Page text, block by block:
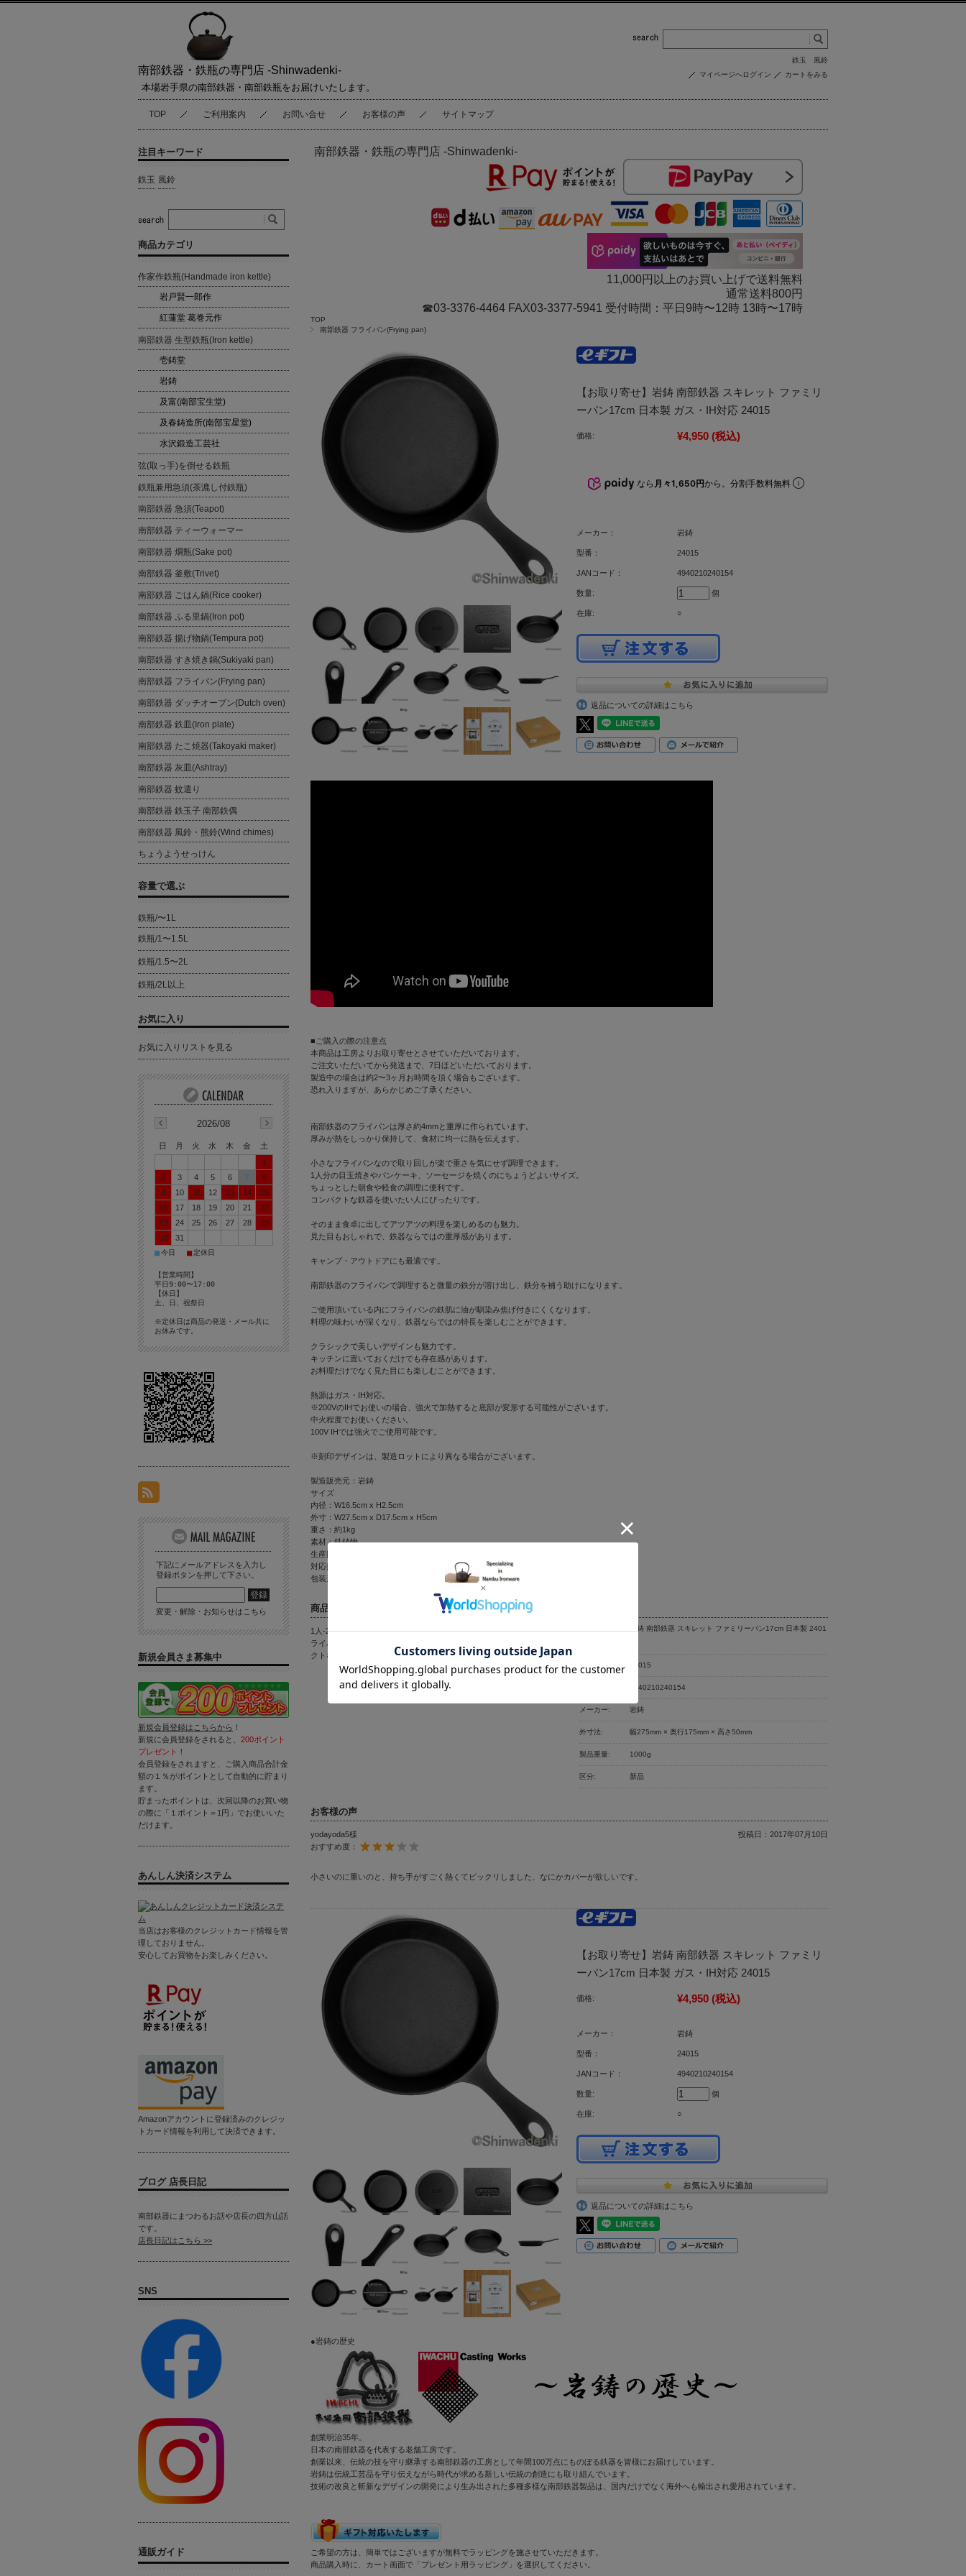
南部鉄器・鉄瓶の専門店 -Shinwadenki-
本場岩手県の南部鉄器・南部鉄瓶をお届けいたします。
鉄玉
風鈴
マイページへログイン
カートをみる
TOP ご利用案内 お問い合せ お客様の声 サイトマップ
南部鉄器・鉄瓶の専門店 -Shinwadenki-
11,000円以上のお買い上げで送料無料
通常送料800円
☎03-3376-4464 FAX03-3377-5941 受付時間：平日9時〜12時 13時〜17時
TOP
南部鉄器 フライパン(Frying pan)
【お取り寄せ】岩鋳 南部鉄器 スキレット ファミリ
ーパン17cm 日本製 ガス・IH対応 24015
価格: ¥4,950 (税込)
なら 月々1,650円から。分割手数料無料
メーカー： 岩鋳
型番： 24015
JANコード： 4940210240154
数量: 個
在庫: ○
返品についての詳細はこちら
■ご購入の際の注意点
本商品は工房よりお取り寄せとさせていただいております。
ご注文いただいてから発送まで、7日ほどいただいております。
製造中の場合は約2〜3ヶ月お時間を頂く場合もございます。
恐れ入りますが、あらかじめご了承ください。
南部鉄器のフライパンは厚さ約4mmと重厚に作られています。
厚みが熱をしっかり保持して、食材に均一に熱を伝えます。
小さなフライパンなので取り回しが楽で重さを気にせず調理できます。
1人分の目玉焼きやパンケーキ、ソーセージを焼くのにちょうどよいサイズ。
ちょっとした朝食や軽食の調理に便利です。
コンパクトな鉄器を使いたい人にぴったりです。
そのまま食卓に出してアツアツの料理を楽しめるのも魅力。
見た目もおしゃれで、鉄器ならではの重厚感があります。
キャンプ・アウトドアにも最適です。
南部鉄器のフライパンで調理すると微量の鉄分が溶け出し、鉄分を補う助けになります。
ご使用頂いている内にフライパンの鉄肌に油が馴染み焦げ付きにくくなります。
料理の味わいが深くなり、鉄器ならではの特長を楽しむことができます。
クラシックで美しいデザインも魅力です。
キッチンに置いておくだけでも存在感があります。
お料理だけでなく見た目にも楽しむことができます。
熱源はガス・IH対応。
※200VのIHでお使いの場合、強火で加熱すると底部が変形する可能性がございます。
中火程度でお使いください。
100V IHでは強火でご使用可能です。
※刻印デザインは、製造ロットにより異なる場合がございます。
製造販売元：岩鋳
サイズ
内径：W16.5cm x H2.5cm
外寸：W27.5cm x D17.5cm x H5cm
重さ：約1kg
素材：鉄鋳物
生産国：日本（岩手県）
対応熱源：直火、IH電磁調理器（100V・200V）
包装形態・付属品：専用箱、取扱説明書
商品説明
1人-2人分の目玉焼きやお料理にちょうどよいサイズの南部鉄器のフ
ライパンです。 ちょっとした朝食や軽食の調理に便利です。 コンパ
クトな鉄器を使いたい人にぴったりです。
岩鋳 南部鉄器 スキレット ファミリーパン17cm 日本製 2401
24015
4940210240154
メーカー: 岩鋳
外寸法: 幅275mm × 奥行175mm × 高さ50mm
製品重量: 1000g
区分: 新品
お客様の声
yodayoda5様 投稿日： 2017年07月10日
おすすめ度：
小さいのに重いのと、持ち手がすごく熱くてビックリしました、なにかカバーが欲しいです。
【お取り寄せ】岩鋳 南部鉄器 スキレット ファミリ
ーパン17cm 日本製 ガス・IH対応 24015
価格: ¥4,950 (税込)
メーカー： 岩鋳
型番： 24015
JANコード： 4940210240154
数量: 個
在庫: ○
返品についての詳細はこちら
●岩鋳の歴史
創業明治35年。
日本の南部鉄器を代表する老舗工房です。
創業以来、伝統の技を守り継承する南部鉄器の工房として年間100万点にものぼる鉄器を皆様にお届けしています。
岩鋳は伝統工芸品を守り伝えながら時代が求める新しい伝統の創造にも取り組んでいます。
技術の改良と斬新なデザインの開発により生み出された多種多様な南部鉄器製品は、国内だけでなく海外へも輸出され愛用されています。
ご希望の方は、簡単ではございますが無料でラッピングを施させていただきます。
商品購入時に、カート画面で「プレゼント用ラッピング」を選択してください。
注目キーワード
鉄玉 風鈴
商品カテゴリ
作家作鉄瓶(Handmade iron kettle)
岩戸賢一郎作
紅蓮堂 葛巻元作
南部鉄器 生型鉄瓶(Iron kettle)
壱鋳堂
岩鋳
及富(南部宝生堂)
及春鋳造所(南部宝星堂)
水沢鍛造工芸社
弦(取っ手)を倒せる鉄瓶
鉄瓶兼用急須(茶漉し付鉄瓶)
南部鉄器 急須(Teapot)
南部鉄器 ティーウォーマー
南部鉄器 燗瓶(Sake pot)
南部鉄器 釜敷(Trivet)
南部鉄器 ごはん鍋(Rice cooker)
南部鉄器 ふる里鍋(Iron pot)
南部鉄器 揚げ物鍋(Tempura pot)
南部鉄器 すき焼き鍋(Sukiyaki pan)
南部鉄器 フライパン(Frying pan)
南部鉄器 ダッチオーブン(Dutch oven)
南部鉄器 鉄皿(Iron plate)
南部鉄器 たこ焼器(Takoyaki maker)
南部鉄器 灰皿(Ashtray)
南部鉄器 蚊遣り
南部鉄器 鉄玉子 南部鉄偶
南部鉄器 風鈴・熊鈴(Wind chimes)
ちょうようせっけん
容量で選ぶ
鉄瓶/〜1L
鉄瓶/1〜1.5L
鉄瓶/1.5〜2L
鉄瓶/2L以上
お気に入り
お気に入りリストを見る
2026/08
日 月 火 水 木 金
土
1
2
3 4 5 6 7
8
9
10 11 12 13 14
15
16
17 18 19 20 21
22
23
24 25 26 27 28
29
30
31
■今日 ■ 定休日
【営業時間】
平日9:00〜17:00
【休日】
土、日、祝祭日
※定休日は商品の発送・メール共に
お休みです。
下記にメールアドレスを入力し
登録ボタンを押して下さい。
変更・解除・お知らせはこちら
新規会員さま募集中
新規会員登録はこちらから ！
新規に会員登録をされると、 200ポイント
プレゼント！
会員登録をされますと、ご購入商品合計金
額の１％がポイントとして自動的に貯まり
ます。
貯まったポイントは、次回以降のお買い物
の際に「１ポイント＝1円」でお使いいた
だけます。
あんしん決済システム
当店はお客様のクレジットカード情報を管
理しておりません。
安心してお買物をお楽しみください。
Amazonアカウントに登録済みのクレジッ
トカード情報を利用して決済できます。
ブログ 店長日記
南部鉄器にまつわるお話や店長の四方山話
です。
店長日記はこちら >>
SNS
通販ガイド